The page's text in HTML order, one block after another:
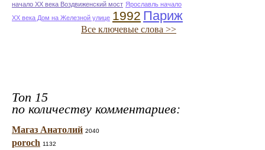
начало ХХ века Воздвиженский мост Ярославль начало
ХХ века Дом на Железной улице 1992 Париж
Все ключевые слова >>
Топ 15
по количеству комментариев:
Магаз Анатолий 2040
poroch 1132